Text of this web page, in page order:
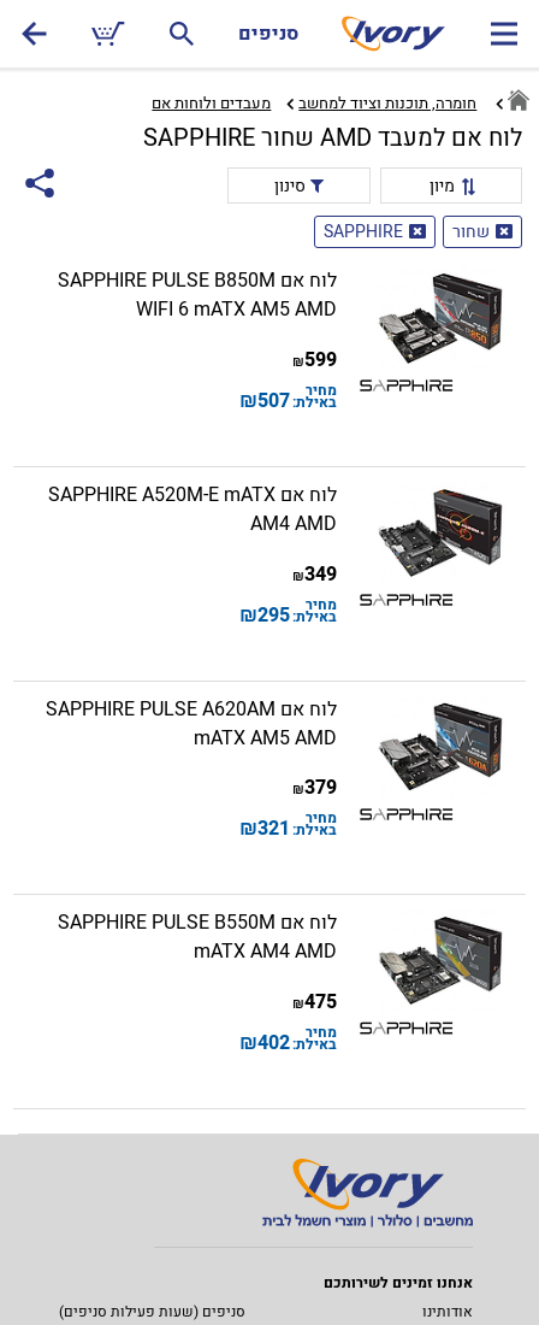
סניפים
חומרה, תוכנות וציוד למחשב מעבדים ולוחות אם‏
לוח אם למעבד AMD שחור SAPPHIRE
מיון
סינון
שחור
SAPPHIRE
לוח אם SAPPHIRE PULSE B850M
WIFI 6 mATX AM5 AMD
599
₪
מחיר
באילת:507
₪
לוח אם SAPPHIRE A520M-E mATX
AM4 AMD
349
₪
מחיר
באילת:295
₪
לוח אם SAPPHIRE PULSE A620AM
mATX AM5 AMD
379
₪
מחיר
באילת: 321
₪
לוח אם SAPPHIRE PULSE B550M
mATX AM4 AMD
475
₪
מחיר
באילת:402
₪
אנחנו זמינים לשירותכם
אודותינו
סניפים (שעות פעילות סניפים)